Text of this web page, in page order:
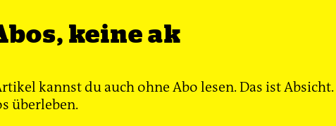
entziehen –keine ak
kannst du auch ohne Abo lesen. Das ist
überleben.